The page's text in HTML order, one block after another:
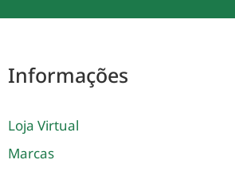
Informações
Loja Virtual
Marcas